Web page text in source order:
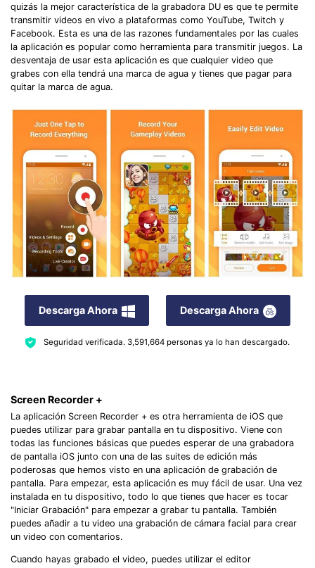
quizás la mejor característica de la grabadora DU es que te permite
transmitir videos en vivo a plataformas como YouTube, Twitch y
Facebook. Esta es una de las razones fundamentales por las cuales
la aplicación es popular como herramienta para transmitir juegos. La
desventaja de usar esta aplicación es que cualquier video que
grabes con ella tendrá una marca de agua y tienes que pagar para
quitar la marca de agua.
Descarga Ahora Descarga Ahora
Seguridad verificada. 3,591,664personas ya lo han descargado.
Screen Recorder +
La aplicación Screen Recorder + es otra herramienta de iOS que
puedes utilizar para grabar pantalla en tu dispositivo. Viene con
todas las funciones básicas que puedes esperar de una grabadora
de pantalla iOS junto con una de las suites de edición más
poderosas que hemos visto en una aplicación de grabación de
pantalla. Para empezar, esta aplicación es muy fácil de usar. Una vez
instalada en tu dispositivo, todo lo que tienes que hacer es tocar
"Iniciar Grabación" para empezar a grabar tu pantalla. También
puedes añadir a tu video una grabación de cámara facial para crear
un video con comentarios.
Cuando hayas grabado el video, puedes utilizar el editor